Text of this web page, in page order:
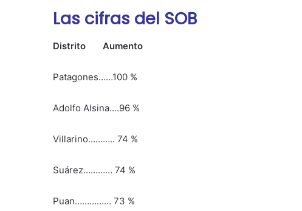
Las cifras del SOB
Distrito Aumento
Patagones……100 %
Adolfo Alsina….96 %
Villarino……….. 74 %
Suárez………… 74 %
Puan…………… 73 %